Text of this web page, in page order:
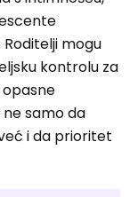
mogu
kontrolu za
samo da
i da prioritet